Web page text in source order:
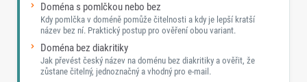
Doména s pomlčkou nebo bez
Kdy pomlčka v doméně pomůže čitelnosti a kdy je lepší kratší
název bez ní. Praktický postup pro ověření obou variant.
Doména bez diakritiky
Jak převést český název na doménu bez diakritiky a ověřit, že
zůstane čitelný, jednoznačný a vhodný pro e-mail.